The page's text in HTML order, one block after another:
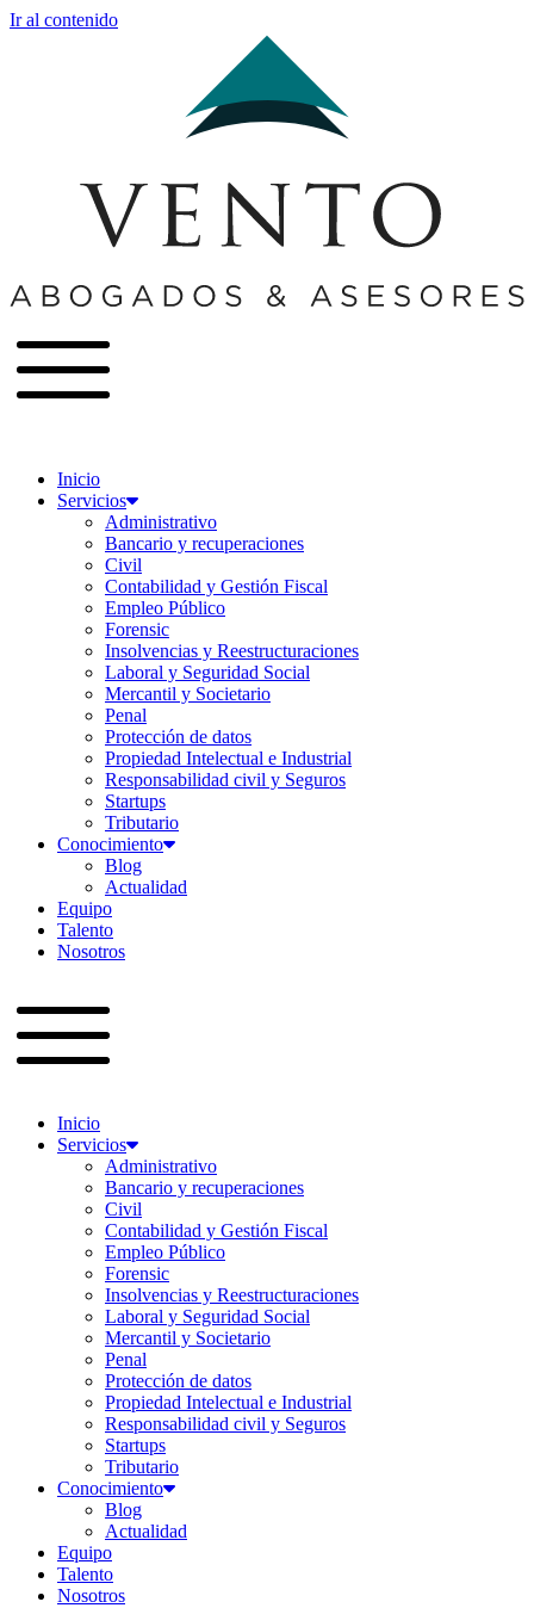
Ir al contenido
Inicio
Servicios
Administrativo
Bancario y recuperaciones
Civil
Contabilidad y Gestión Fiscal
Empleo Público
Forensic
Insolvencias y Reestructuraciones
Laboral y Seguridad Social
Mercantil y Societario
Penal
Protección de datos
Propiedad Intelectual e Industrial
Responsabilidad civil y Seguros
Startups
Tributario
Conocimiento
Blog
Actualidad
Equipo
Talento
Nosotros
Inicio
Servicios
Administrativo
Bancario y recuperaciones
Civil
Contabilidad y Gestión Fiscal
Empleo Público
Forensic
Insolvencias y Reestructuraciones
Laboral y Seguridad Social
Mercantil y Societario
Penal
Protección de datos
Propiedad Intelectual e Industrial
Responsabilidad civil y Seguros
Startups
Tributario
Conocimiento
Blog
Actualidad
Equipo
Talento
Nosotros